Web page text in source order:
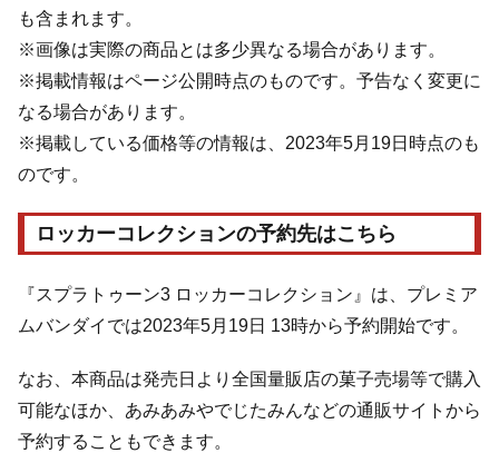
も含まれます。
※画像は実際の商品とは多少異なる場合があります。
※掲載情報はページ公開時点のものです。予告なく変更に
なる場合があります。
※掲載している価格等の情報は、2023年5月19日時点のも
のです。
ロッカーコレクションの予約先はこちら
『スプラトゥーン3 ロッカーコレクション』は、プレミア
ムバンダイでは2023年5月19日 13時から予約開始です。
なお、本商品は発売日より全国量販店の菓子売場等で購入
可能なほか、あみあみやでじたみんなどの通販サイトから
予約することもできます。